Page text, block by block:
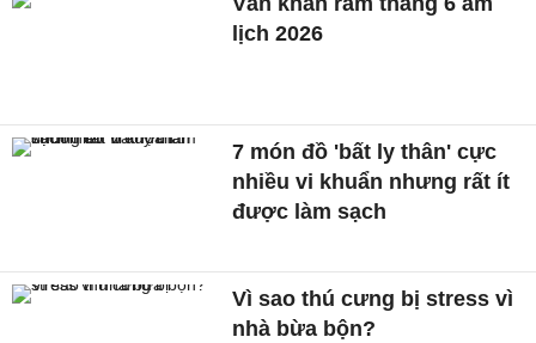
lịch 2026
7 món đồ 'bất ly thân' cực
nhiều vi khuẩn nhưng rất ít
được làm sạch
Vì sao thú cưng bị stress vì
nhà bừa bộn?